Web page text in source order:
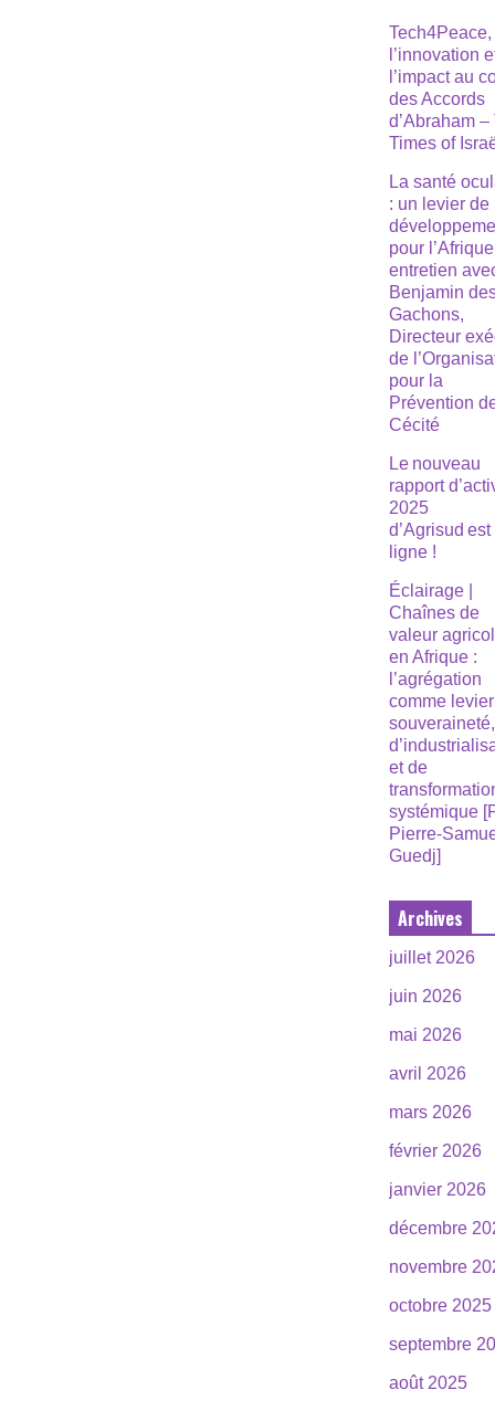
Tech4Peace,
l’innovation
l’impact au
des Accords
d’Abraham –
Times of
La santé
: un levier de
pour
entretien
Benjamin
Gachons,
Directeur
de
pour la
Prévention
Cécité
Le nouveau
rapport
2025
d’Agrisud
ligne !
Éclairage |
Chaînes de
valeur
en Afrique :
l’agrégation
comme
souveraineté,
et de
systémique
Pierre-
Guedj]
Archives
juillet 2026
juin 2026
mai 2026
avril 2026
mars 2026
février 2026
janvier 2026
décembre
novembre
octobre 2025
septembre
août 2025